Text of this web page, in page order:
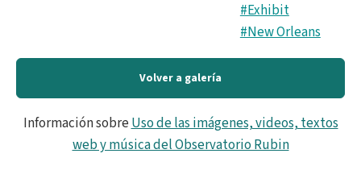
#Exhibit
#New Orleans
Volver a galería
Información sobreUso de las imágenes, videos, textos
web y música del Observatorio Rubin